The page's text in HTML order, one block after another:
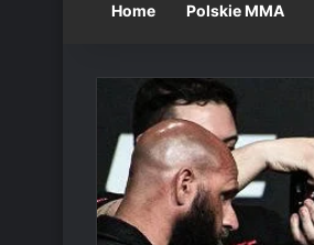
Home Polskie MMA